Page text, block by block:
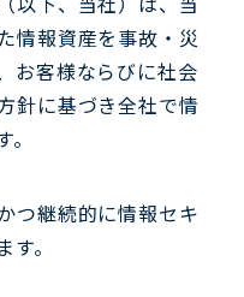
情報資産を事故・災
お客様ならびに社会
針に基づき全社で情
つ継続的に情報セキ
。